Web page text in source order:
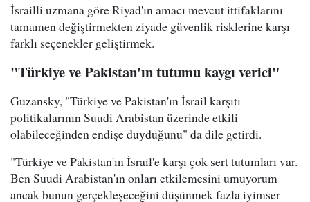
İsrailli uzmana göre Riyad'ın amacı mevcut ittifaklarını
tamamen değiştirmekten ziyade güvenlik risklerine karşı
farklı seçenekler geliştirmek.
"Türkiye ve Pakistan'ın tutumu kaygı verici"
Guzansky, "Türkiye ve Pakistan'ın İsrail karşıtı
politikalarının Suudi Arabistan üzerinde etkili
olabileceğinden endişe duyduğunu" da dile getirdi.
"Türkiye ve Pakistan'ın İsrail'e karşı çok sert tutumları var.
Ben Suudi Arabistan'ın onları etkilemesini umuyorum
ancak bunun gerçekleşeceğini düşünmek fazla iyimser